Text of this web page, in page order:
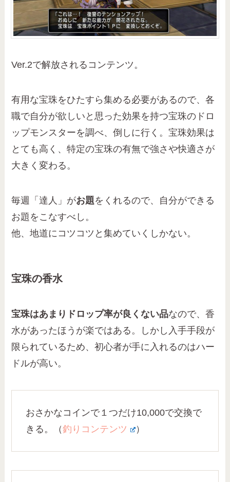
Ver.2で解放されるコンテンツ。
有用な宝珠をひたすら集める必要があるので、各
職で自分が欲しいと思った効果を持つ宝珠のドロ
ップモンスターを調べ、倒しに行く。宝珠効果は
とても高く、特定の宝珠の有無で強さや快適さが
大きく変わる。
毎週「達人」がお題をくれるので、自分ができる
お題をこなすべし。
他、地道にコツコツと集めていくしかない。
宝珠の香水
宝珠はあまりドロップ率が良くない品なので、香
水があったほうが楽ではある。しかし入手手段が
限られているため、初心者が手に入れるのはハー
ドルが高い。
おさかなコインで１つだけ10,000で交換で
きる。（釣りコンテンツ ）